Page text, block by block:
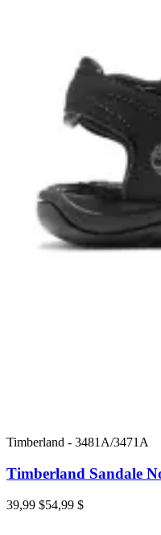
Timberland - 3481A/3471A
Timberland Sandale
39,99 $54,99 $